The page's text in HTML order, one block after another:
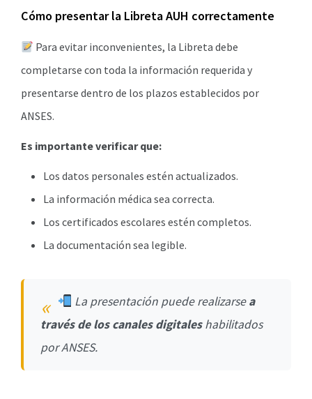
Cómo presentar la Libreta AUH correctamente
Para evitar inconvenientes, la Libreta debe
completarse con toda la información requerida y
presentarse dentro de los plazos establecidos por
ANSES.
Es importante verificar que:
Los datos personales estén actualizados.
La información médica sea correcta.
Los certificados escolares estén completos.
La documentación sea legible.
La presentación puede realizarsea
través de los canales digitaleshabilitados
por ANSES.